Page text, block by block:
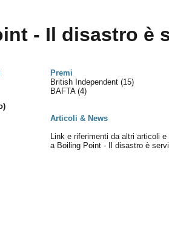
- Il disastro è
Premi
British Independent (15)
BAFTA (4)
Articoli & News
Link e riferimenti da altri articoli e
a Boiling Point - Il disastro è